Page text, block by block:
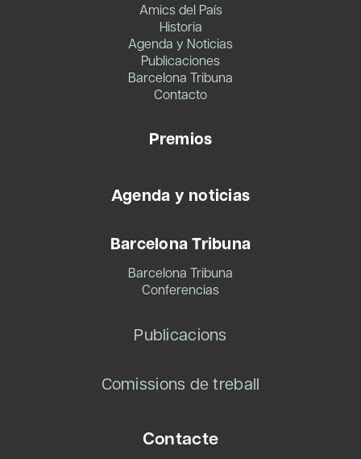
Amics del País
Historia
Agenda y Noticias
Publicaciones
Barcelona Tribuna
Contacto
Premios
Agenda y noticias
Barcelona Tribuna
Barcelona Tribuna
Conferencias
Publicacions
Comissions de treball
Contacte